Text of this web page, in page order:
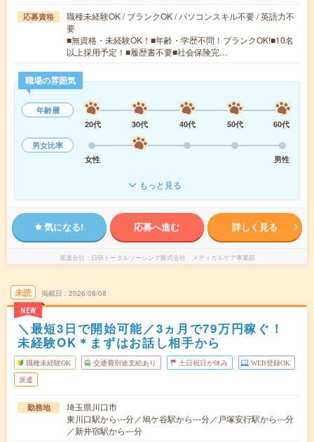
応募資格
職種未経験OK / ブランクOK / パソコンスキル不要 / 英語力不
要
■無資格・未経験OK！■年齢・学歴不問！ブランクOK!■10名
以上採用予定！■履歴書不要■社会保険完…
職場の雰囲気
年齢層
20代
30代 40代 50代
60代
男女比率
女性
男性
もっと見る
気になる! 応募へ進む 詳しく見る
派遣会社 日研トータルソーシング株式会社 メディカルケア事業部
未読
NEW
掲載日 2026/08/08
＼最短3日で開始可能／3ヵ月で79万円稼ぐ！
未経験OK＊まずはお話し相手から
職種未経験OK 交通費別途支給あり 土日祝日が休み WEB登録OK
派遣
勤務地
埼玉県川口市
東川口駅から---分／鳩ケ谷駅から---分／戸塚安行駅から---分
／新井宿駅から---分